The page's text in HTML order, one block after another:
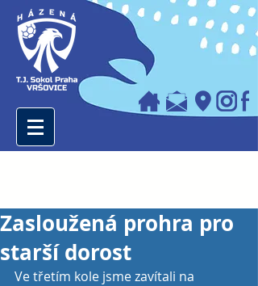
Zasloužená prohra pro
starší dorost
Ve třetím kole jsme zavítali na